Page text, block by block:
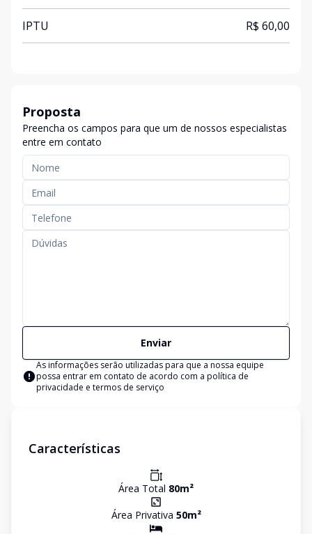
IPTU R$ 60,00
Proposta
Preencha os campos para que um de nossos especialistas
entre em contato
Enviar
As informações serão utilizadas para que a nossa equipe
possa entrar em contato de acordo com a política de
privacidade e termos de serviço
Características
Área Total 80m²
Área Privativa 50m²